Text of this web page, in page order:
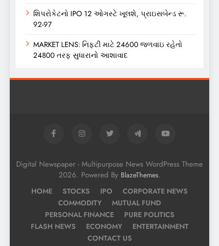
શિપરોકેટનો IPO 12 ઓગસ્ટે ખૂલશે, પ્રાઇસબેન્ડ રૂ.
92-97
MARKET LENS: નિફ્ટી માટે 24600 જળવાઇ રહેતો
24800 તરફ સુધારાનો આશાવાદ
Digital Newspaper - Multipurpose News WordPress Theme
2026. Powered By BlazeThemes.
HOME STOCKS IPO
CORPORATE NEWS
COMMODITY
MUTUAL FUND
PERSONAL FINANCE
PURE POLITICS
FLASH NEWS
ECONOMY
ENTERTAINMENT
CONTACT US